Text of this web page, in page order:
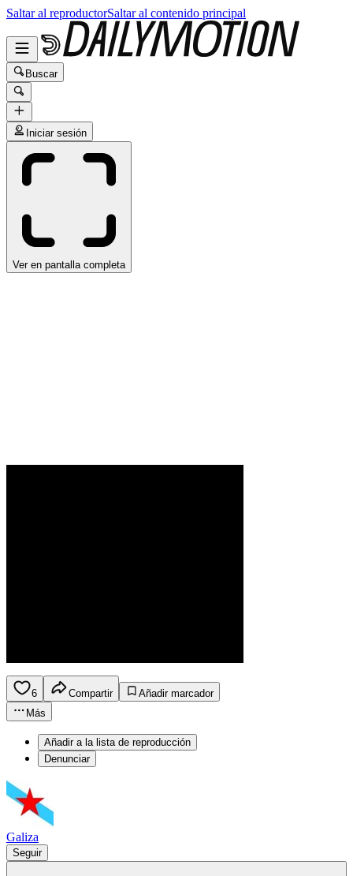
Saltar al reproductorSaltar al contenido principal
Buscar
Iniciar sesión
Ver en pantalla completa
6 Compartir
Añadir marcador
Más
Añadir a la lista de reproducción
Denunciar
Galiza
Seguir